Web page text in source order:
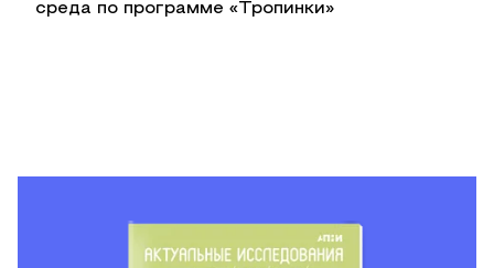
среда по программе «Тропинки»